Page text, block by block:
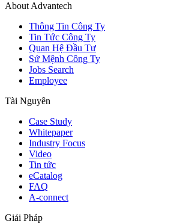
About Advantech
Thông Tin Công Ty
Tin Tức Công Ty
Quan Hệ Đầu Tư
Sứ Mệnh Công Ty
Jobs Search
Employee
Tài Nguyên
Case Study
Whitepaper
Industry Focus
Video
Tin tức
eCatalog
FAQ
A-connect
Giải Pháp